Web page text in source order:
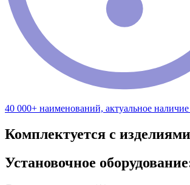
40 000+ наименований, актуальное наличие
Комплектуется с
Установочное